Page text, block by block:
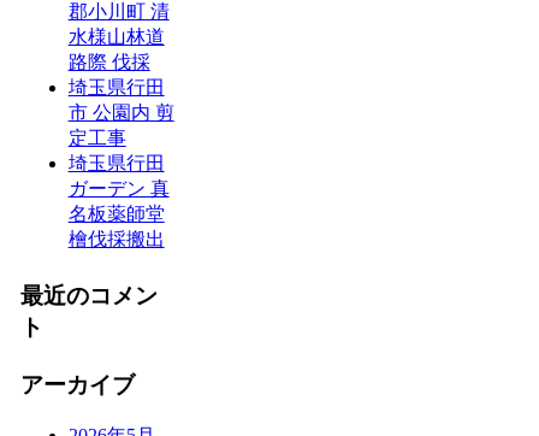
郡小川町 清
水様山林道
路際 伐採
埼玉県行田
市 公園内 剪
定工事
埼玉県行田
ガーデン 真
名板薬師堂
檜伐採搬出
最近のコメン
ト
アーカイブ